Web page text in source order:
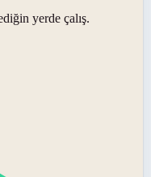
yerde çalış.